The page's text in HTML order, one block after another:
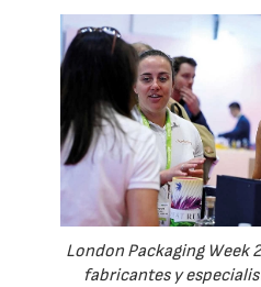
London Packaging Week
fabricantes y